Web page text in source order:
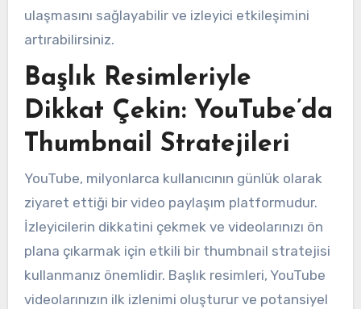
ulaşmasını sağlayabilir ve izleyici etkileşimini
artırabilirsiniz.
Başlık Resimleriyle
Dikkat Çekin: YouTube’da
Thumbnail Stratejileri
YouTube, milyonlarca kullanıcının günlük olarak
ziyaret ettiği bir video paylaşım platformudur.
İzleyicilerin dikkatini çekmek ve videolarınızı ön
plana çıkarmak için etkili bir thumbnail stratejisi
kullanmanız önemlidir. Başlık resimleri, YouTube
videolarınızın ilk izlenimi oluşturur ve potansiyel